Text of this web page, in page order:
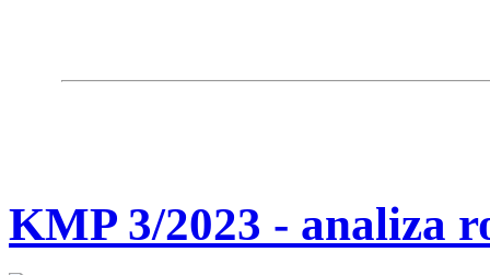
KMP 3/2023 - analiza